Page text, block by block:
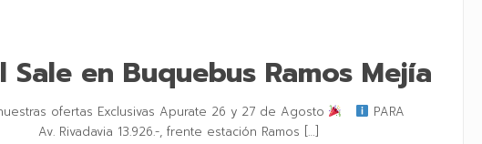
Sale en Buquebus Ramos Mejía
ofertas Exclusivas Apurate 26 y 27 de Agosto
PARA
⁣⁣⁣⁣⁣⁣⁣⁣⁣⁣⁣⁣⁣⁣⠀ Av. Rivadavia 13.926.-, frente estación Ramos […]